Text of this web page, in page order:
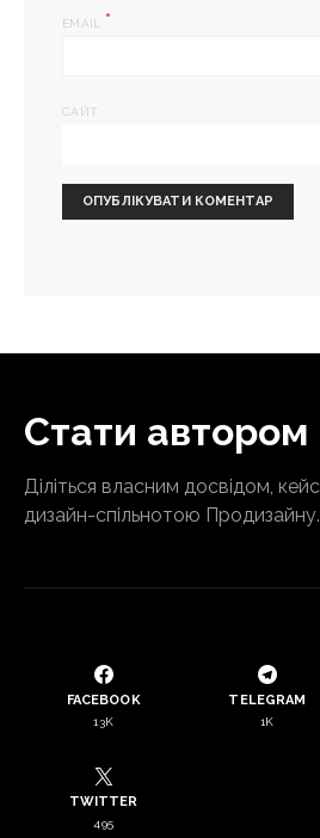
EMAIL *
САЙТ
Стати автором
Діліться власним досвідом,
дизайн-спільнотою Продизайну.
FACEBOOK
13K
TELEGRAM
1K
TWITTER
495